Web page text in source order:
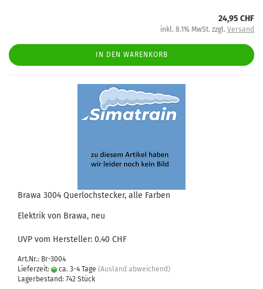
24,95 CHF
inkl. 8.1% MwSt. zzgl. Versand
IN DEN WARENKORB
Brawa 3004 Querlochstecker, alle Farben
Elektrik von Brawa, neu
UVP vom Hersteller: 0.40 CHF
Art.Nr.: Br-3004
Lieferzeit:
ca. 3-4 Tage (Ausland abweichend)
Lagerbestand: 742 Stück